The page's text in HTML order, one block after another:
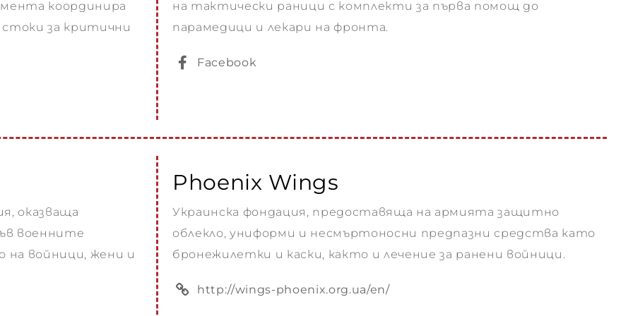
координира
за критични
на тактически раници с комплекти за първа помощ до
парамедици и лекари на фронта.
Facebook
оказваща
военните
на войници, жени и
Phoenix Wings
Украинска фондация, предоставяща на армията защитно
облекло, униформи и несмъртоносни предпазни средства като
бронежилетки и каски, както и лечение за ранени войници.
http://wings-phoenix.org.ua/en/